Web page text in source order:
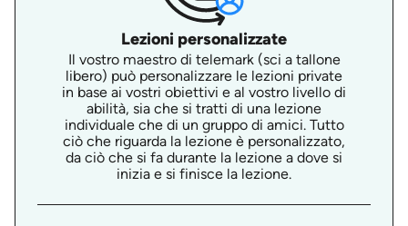
Lezioni personalizzate
Il vostro maestro di telemark (sci a tallone
libero) può personalizzare le lezioni private
in base ai vostri obiettivi e al vostro livello di
abilità, sia che si tratti di una lezione
individuale che di un gruppo di amici. Tutto
ciò che riguarda la lezione è personalizzato,
da ciò che si fa durante la lezione a dove si
inizia e si finisce la lezione.